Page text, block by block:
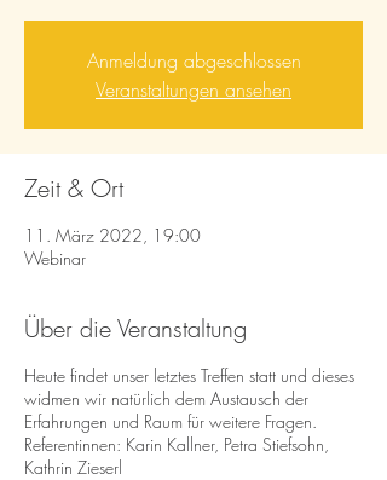
Anmeldung abgeschlossen
Veranstaltungen ansehen
Zeit & Ort
11. März 2022, 19:00
Webinar
Über die Veranstaltung
Heute findet unser letztes Treffen statt und dieses
widmen wir natürlich dem Austausch der
Erfahrungen und Raum für weitere Fragen.
Referentinnen: Karin Kallner, Petra Stiefsohn,
Kathrin Zieserl